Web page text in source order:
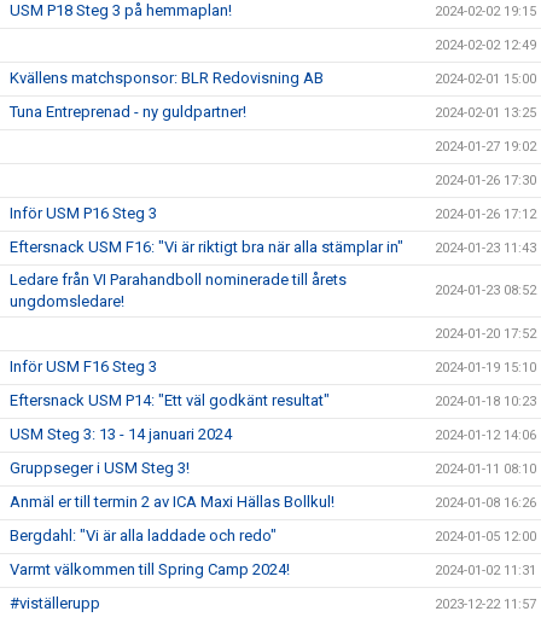
USM P18 Steg 3 på hemmaplan! 2024-02-02 19:15
2024-02-02 12:49
Kvällens matchsponsor: BLR Redovisning AB 2024-02-01 15:00
Tuna Entreprenad - ny guldpartner! 2024-02-01 13:25
2024-01-27 19:02
2024-01-26 17:30
Inför USM P16 Steg 3 2024-01-26 17:12
Eftersnack USM F16: "Vi är riktigt bra när alla stämplar in" 2024-01-23 11:43
Ledare från VI Parahandboll nominerade till årets
ungdomsledare!
2024-01-23 08:52
2024-01-20 17:52
Inför USM F16 Steg 3 2024-01-19 15:10
Eftersnack USM P14: "Ett väl godkänt resultat" 2024-01-18 10:23
USM Steg 3: 13 - 14 januari 2024 2024-01-12 14:06
Gruppseger i USM Steg 3! 2024-01-11 08:10
Anmäl er till termin 2 av ICA Maxi Hällas Bollkul! 2024-01-08 16:26
Bergdahl: "Vi är alla laddade och redo" 2024-01-05 12:00
Varmt välkommen till Spring Camp 2024! 2024-01-02 11:31
#viställerupp 2023-12-22 11:57